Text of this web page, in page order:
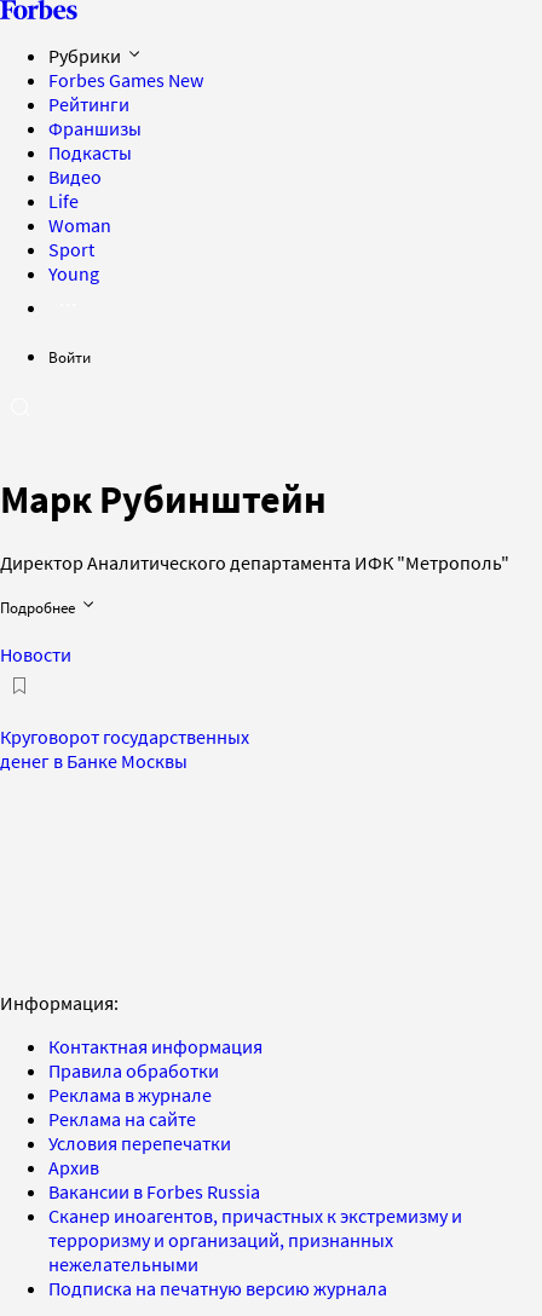
Рубрики
Forbes Games New
Рейтинги
Франшизы
Подкасты
Видео
Life
Woman
Sport
Young
Войти
Марк Рубинштейн
Директор Аналитического департамента ИФК "Метрополь"
Подробнее
Новости
Круговорот государственных
денег в Банке Москвы
Информация:
Контактная информация
Правила обработки
Реклама в журнале
Реклама на сайте
Условия перепечатки
Архив
Вакансии в Forbes Russia
Сканер иноагентов, причастных к экстремизму и
терроризму и организаций, признанных
нежелательными
Подписка на печатную версию журнала